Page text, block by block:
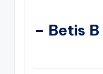
– Betis B